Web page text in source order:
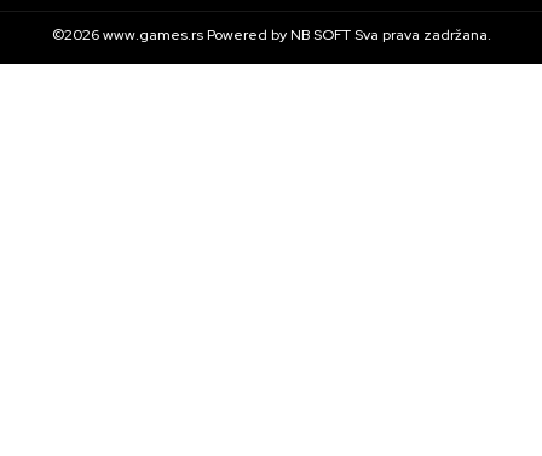
©2026www.games.rs Powered byNB SOFTSva prava zadržana.